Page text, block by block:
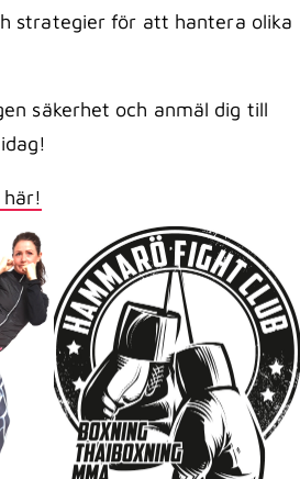
strategier för att hantera olika
säkerhet och anmäl dig till